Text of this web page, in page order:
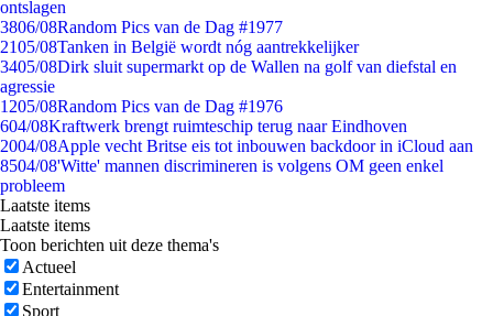
ontslagen
3806/08Random Pics van de Dag #1977
2105/08Tanken in België wordt nóg aantrekkelijker
3405/08Dirk sluit supermarkt op de Wallen na golf van diefstal en
agressie
1205/08Random Pics van de Dag #1976
604/08Kraftwerk brengt ruimteschip terug naar Eindhoven
2004/08Apple vecht Britse eis tot inbouwen backdoor in iCloud aan
8504/08'Witte' mannen discrimineren is volgens OM geen enkel
probleem
Laatste items
Laatste items
Toon berichten uit deze thema's
Actueel
Entertainment
Sport